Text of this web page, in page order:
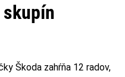
Škoda zahŕňa 12 radov,